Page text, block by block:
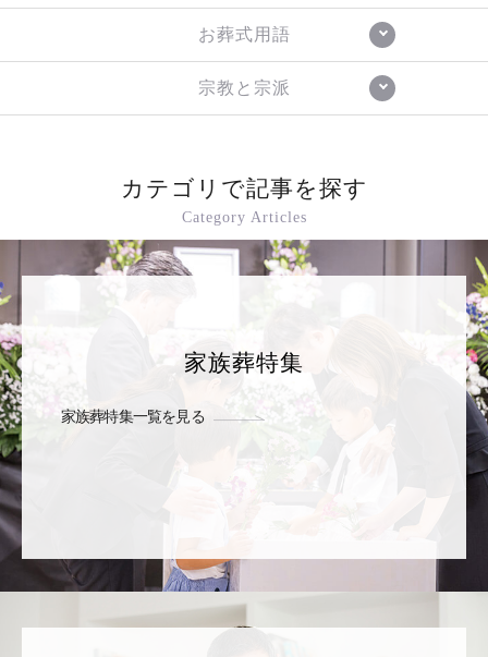
お葬式用語
宗教と宗派
カテゴリで記事を探す
Category Articles
家族葬特集
家族葬特集一覧を見る